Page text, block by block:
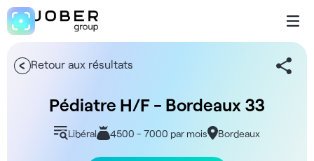
Retour aux résultats
Pédiatre H/F - Bordeaux 33
Libéral 4500 - 7000 par mois Bordeaux